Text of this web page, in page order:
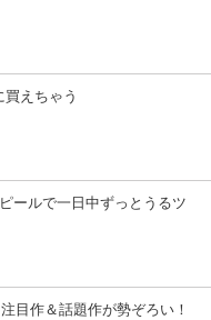
えちゃう
ールで一日中ずっとうるツ
目作＆話題作が勢ぞろい！